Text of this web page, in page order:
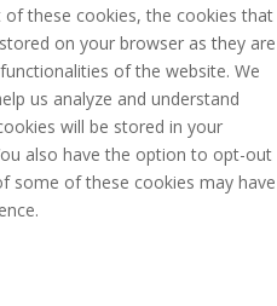
these cookies, the cookies that
on your browser as they are
of the website. We
us analyze and understand
will be stored in your
also have the option to opt-out
some of these cookies may have